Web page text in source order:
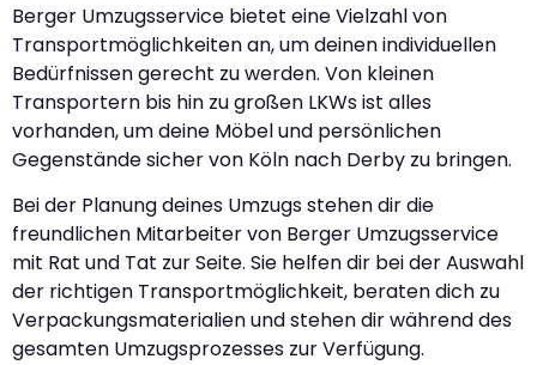
Berger Umzugsservice bietet eine Vielzahl von
Transportmöglichkeiten an, um deinen individuellen
Bedürfnissen gerecht zu werden. Von kleinen
Transportern bis hin zu großen LKWs ist alles
vorhanden, um deine Möbel und persönlichen
Gegenstände sicher von Köln nach Derby zu bringen.
Bei der Planung deines Umzugs stehen dir die
freundlichen Mitarbeiter von Berger Umzugsservice
mit Rat und Tat zur Seite. Sie helfen dir bei der Auswahl
der richtigen Transportmöglichkeit, beraten dich zu
Verpackungsmaterialien und stehen dir während des
gesamten Umzugsprozesses zur Verfügung.